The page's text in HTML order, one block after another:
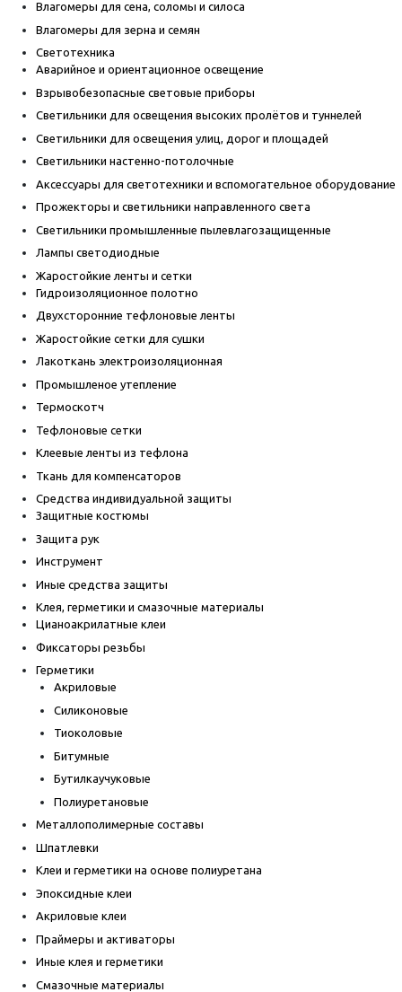
Влагомеры для сена, соломы и силоса
Влагомеры для зерна и семян
Светотехника
Аварийное и ориентационное освещение
Взрывобезопасные световые приборы
Светильники для освещения высоких пролётов и туннелей
Светильники для освещения улиц, дорог и площадей
Светильники настенно-потолочные
Аксессуары для светотехники и вспомогательное оборудование
Прожекторы и светильники направленного света
Светильники промышленные пылевлагозащищенные
Лампы светодиодные
Жаростойкие ленты и сетки
Гидроизоляционное полотно
Двухсторонние тефлоновые ленты
Жаростойкие сетки для сушки
Лакоткань электроизоляционная
Промышленое утепление
Термоскотч
Тефлоновые сетки
Клеевые ленты из тефлона
Ткань для компенсаторов
Средства индивидуальной защиты
Защитные костюмы
Защита рук
Инструмент
Иные средства защиты
Клея, герметики и смазочные материалы
Цианоакрилатные клеи
Фиксаторы резьбы
Герметики
Акриловые
Силиконовые
Тиоколовые
Битумные
Бутилкаучуковые
Полиуретановые
Металлополимерные составы
Шпатлевки
Клеи и герметики на основе полиуретана
Эпоксидные клеи
Акриловые клеи
Праймеры и активаторы
Иные клея и герметики
Смазочные материалы